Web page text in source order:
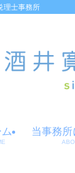
理士事務所
当事務所